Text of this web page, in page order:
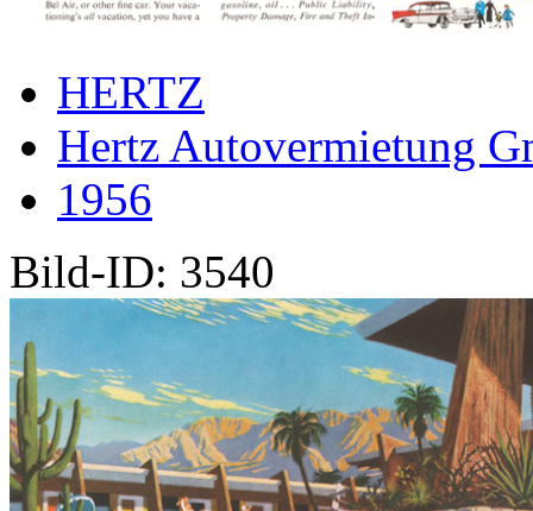
HERTZ
Hertz Autovermietung
1956
Bild-ID: 3540